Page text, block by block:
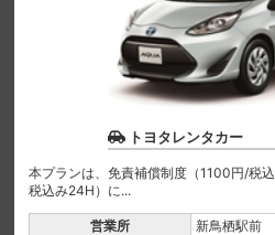
トヨタレンタカー
本プランは、免責補償制度（1100円/税
税込み24H）に...
営業所
新鳥栖駅前